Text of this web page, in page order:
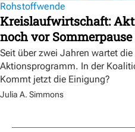
Rohstoffwende
Kreislaufwirtschaft:
noch vor
Seit über zwei Jahren wartet
Aktionsprogramm. In der
Kommt jetzt die Einigung?
Julia A. Simmons